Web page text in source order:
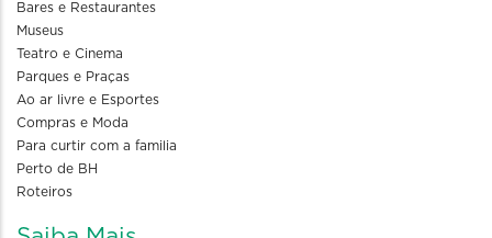
Bares e Restaurantes
Museus
Teatro e Cinema
Parques e Praças
Ao ar livre e Esportes
Compras e Moda
Para curtir com a familia
Perto de BH
Roteiros